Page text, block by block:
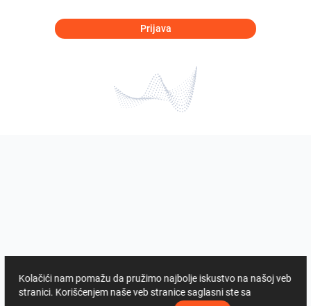
Prijava
Kolačići nam pomažu da pružimo najbolje iskustvo na našoj veb
stranici. Korišćenjem naše veb stranice saglasni ste sa